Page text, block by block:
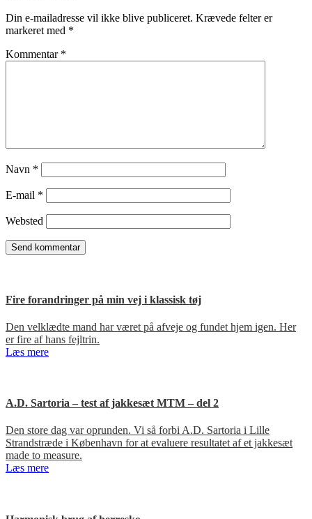
Din e-mailadresse vil ikke blive publiceret. Krævede felter er
markeret med *
Kommentar *
Navn *
E-mail *
Websted
Fire forandringer på min vej i klassisk tøj
Den velklædte mand har været på afveje og fundet hjem igen. Her
er fire af hans fejltrin.
Læs mere
A.D. Sartoria – test af jakkesæt MTM – del 2
Den store dag var oprunden. Vi så forbi A.D. Sartoria i Lille
Strandstræde i København for at evaluere resultatet af et jakkesæt
made to measure.
Læs mere